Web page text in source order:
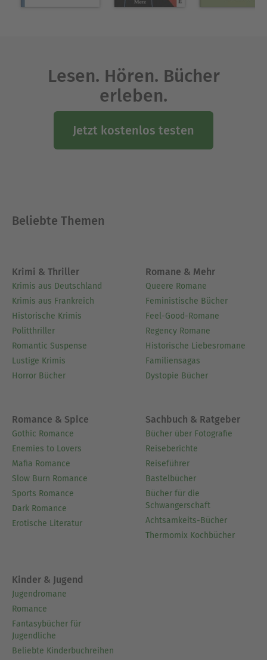
Ausblenden
Lesen. Hören. Bücher
erleben.
Jetzt kostenlos testen
Beliebte Themen
Krimi & Thriller
Krimis aus Deutschland
Krimis aus Frankreich
Historische Krimis
Politthriller
Romantic Suspense
Lustige Krimis
Horror Bücher
Romane & Mehr
Queere Romane
Feministische Bücher
Feel-Good-Romane
Regency Romane
Historische Liebesromane
Familiensagas
Dystopie Bücher
Romance & Spice
Gothic Romance
Enemies to Lovers
Mafia Romance
Slow Burn Romance
Sports Romance
Dark Romance
Erotische Literatur
Sachbuch & Ratgeber
Bücher über Fotografie
Reiseberichte
Reiseführer
Bastelbücher
Bücher für die
Schwangerschaft
Achtsamkeits-Bücher
Thermomix Kochbücher
Kinder & Jugend
Jugendromane
Romance
Fantasybücher für
Jugendliche
Beliebte Kinderbuchreihen